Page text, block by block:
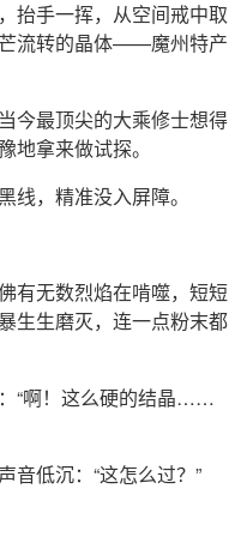
抬手一挥，从空间戒中取
流转的晶体——魔州特产
今最顶尖的大乘修士想得
地拿来做试探。
线，精准没入屏障。
有无数烈焰在啃噬，短短
生生磨灭，连一点粉末都
“啊！这么硬的结晶……
音低沉：“这怎么过？”